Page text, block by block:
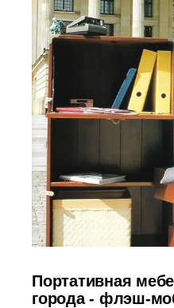
Портативная
города - флэш-